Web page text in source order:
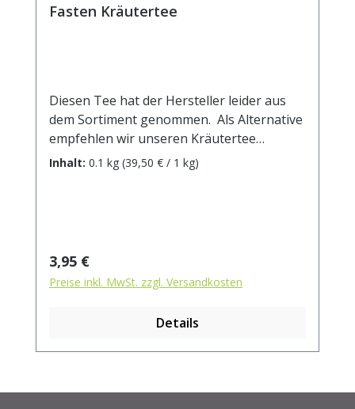
Fasten Kräutertee
Diesen Tee hat der Hersteller leider aus
dem Sortiment genommen. Als Alternative
empfehlen wir unseren Kräutertee
Fastentee.Zutaten: Mateblätter geröstet,
Inhalt: 0.1 kg (39,50 € / 1 kg)
Regulärer Preis:
3,95 €
Preise inkl. MwSt. zzgl. Versandkosten
Details